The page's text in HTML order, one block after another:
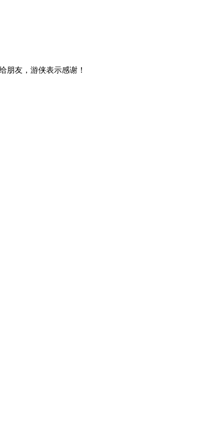
朋友，游侠表示感谢！